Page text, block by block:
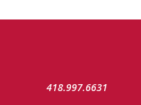
418.997.6631